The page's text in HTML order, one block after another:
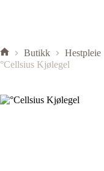
Butikk Hestpleie
°Cellsius Kjølegel